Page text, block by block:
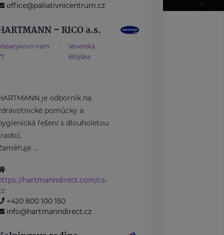
office@paliativnicentrum.cz
– RICO a.s.
nám.
Veverská
Bítýška
je odborník na
pomůcky a
řešení s dlouholetou
...
hartmanndirect.com/cs-
+420 800 100 150
info@hartmanndirect.cz